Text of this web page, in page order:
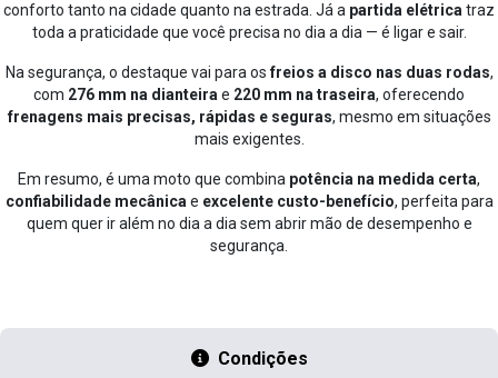
conforto tanto na cidade quanto na estrada. Já a partida elétrica traz
toda a praticidade que você precisa no dia a dia — é ligar e sair.
Na segurança, o destaque vai para osfreios a disco nas duas rodas,
com 276 mm na dianteira e 220 mm na traseira, oferecendo
frenagens mais precisas, rápidas e seguras, mesmo em situações
mais exigentes.
Em resumo, é uma moto que combina potência na medida certa,
confiabilidade mecânica e excelente custo-benefício, perfeita para
quem quer ir além no dia a dia sem abrir mão de desempenho e
segurança.
Condições